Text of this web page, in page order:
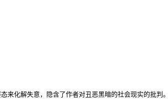
化解失意，隐含了作者对丑恶黑暗的社会现实的批